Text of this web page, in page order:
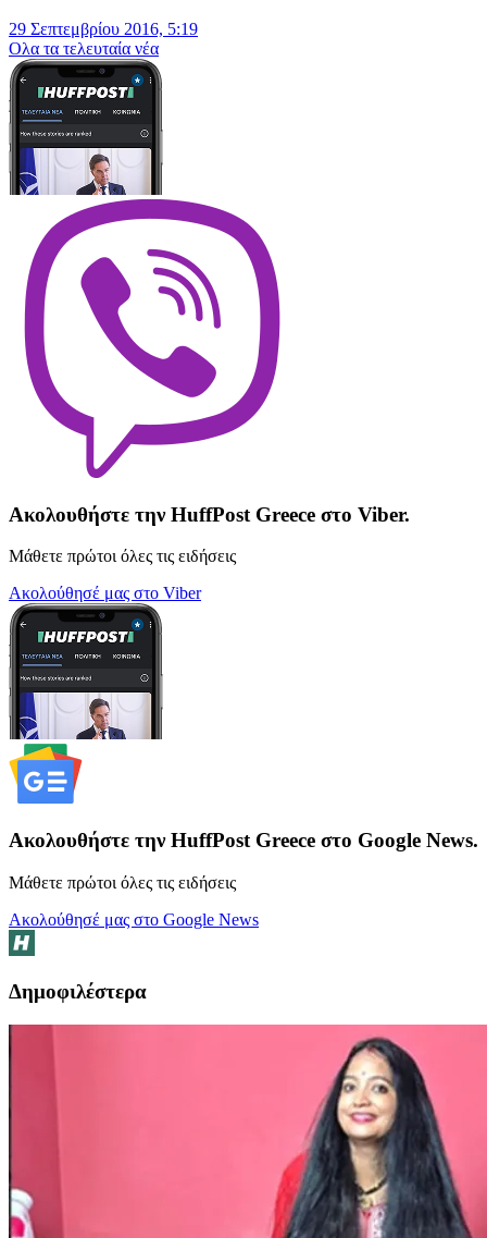
29 Σεπτεμβρίου 2016, 5:19
Oλα τα τελευταία νέα
Ακολουθήστε την HuffPost Greece στο Viber.
Μάθετε πρώτοι όλες τις ειδήσεις
Ακολούθησέ μας στο Viber
Ακολουθήστε την HuffPost Greece στο Google News.
Μάθετε πρώτοι όλες τις ειδήσεις
Ακολούθησέ μας στο Google News
Δημοφιλέστερα